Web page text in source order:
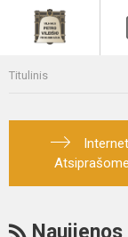
Titulinis
RSS
Naujienos